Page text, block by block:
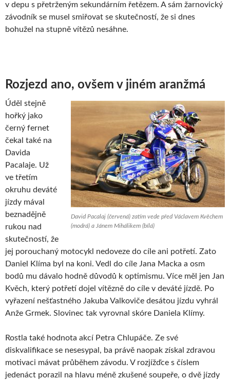
v depu s přetrženým sekundárním řetězem. A sám žarnovický
závodník se musel smiřovat se skutečností, že si dnes
bohužel na stupně vítězů nesáhne.
Rozjezd ano, ovšem v jiném aranžmá
David Pacalaj (červená) zatím vede před Václavem Kvěchem
(modrá) a Jánem Mihálikem (bílá)
Úděl stejně
hořký jako
černý fernet
čekal také na
Davida
Pacalaje. Už
ve třetím
okruhu deváté
jízdy mával
beznadějně
rukou nad
skutečností, že
jej porouchaný motocykl nedoveze do cíle ani potřetí. Zato
Daniel Klíma byl na koni. Vedl do cíle Jana Macka a osm
bodů mu dávalo hodně důvodů k optimismu. Více měl jen Jan
Kvěch, který potřetí dojel vítězně do cíle v deváté jízdě. Po
vyřazení nešťastného Jakuba Valkoviče desátou jízdu vyhrál
Anže Grmek. Slovinec tak vyrovnal skóre Daniela Klímy.
Rostla také hodnota akcí Petra Chlupáče. Ze své
diskvalifikace se nesesypal, ba právě naopak získal zdravou
motivaci mávat průběhem závodu. V rozjížďce s číslem
jedenáct porazil na hlavu méně zkušené soupeře, o dvě jízdy